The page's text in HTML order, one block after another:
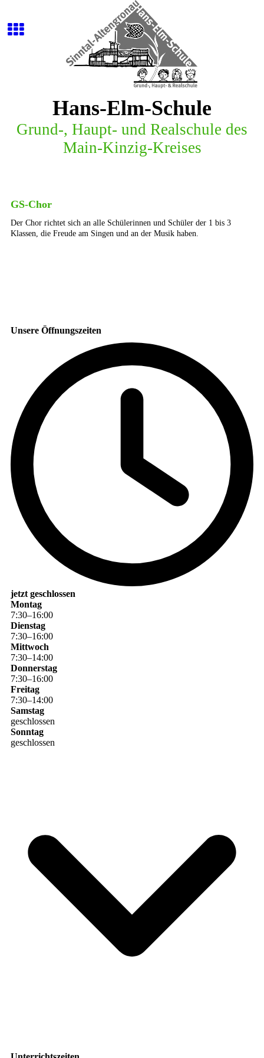
Hans-Elm-Schule
Grund-, Haupt- und Realschule des
Main-Kinzig-Kreises
GS-Chor
Der Chor richtet sich an alle Schülerinnen und Schüler der 1 bis 3
Klassen, die Freude am Singen und an der Musik haben.
Unsere Öffnungszeiten
jetzt geschlossen
Montag
7:30–16:00
Dienstag
7:30–16:00
Mittwoch
7:30–14:00
Donnerstag
7:30–16:00
Freitag
7:30–14:00
Samstag
geschlossen
Sonntag
geschlossen